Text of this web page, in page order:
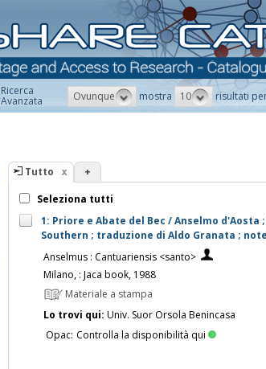
Ricerca
Avanzata Ovunque mostra 10 risultati
Tutto +
Seleziona tutti
1: Priore e Abate del Bec / Anselmo
Southern ; traduzione di Aldo Granata ;
Anselmus : Cantuariensis <santo>
Milano, : Jaca book, 1988
Materiale a stampa
Lo trovi qui: Univ. Suor Orsola Benincasa
Opac: Controlla la disponibilità qui